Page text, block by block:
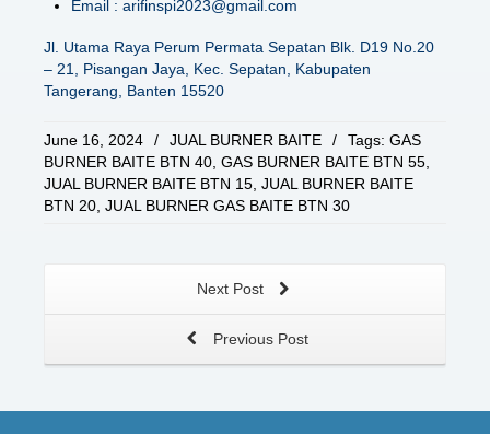
Email : arifinspi2023@gmail.com
Jl. Utama Raya Perum Permata Sepatan Blk. D19 No.20
– 21, Pisangan Jaya, Kec. Sepatan, Kabupaten
Tangerang, Banten 15520
June 16, 2024 / JUAL BURNER BAITE / Tags: GAS
BURNER BAITE BTN 40 GAS BURNER BAITE BTN 55
JUAL BURNER BAITE BTN 15 JUAL BURNER BAITE
BTN 20 JUAL BURNER GAS BAITE BTN 30
Next Post
Previous Post